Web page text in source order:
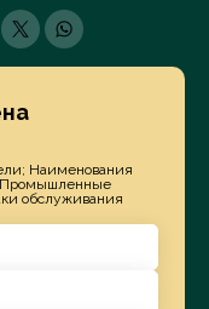
Наименования
Промышленные
обслуживания